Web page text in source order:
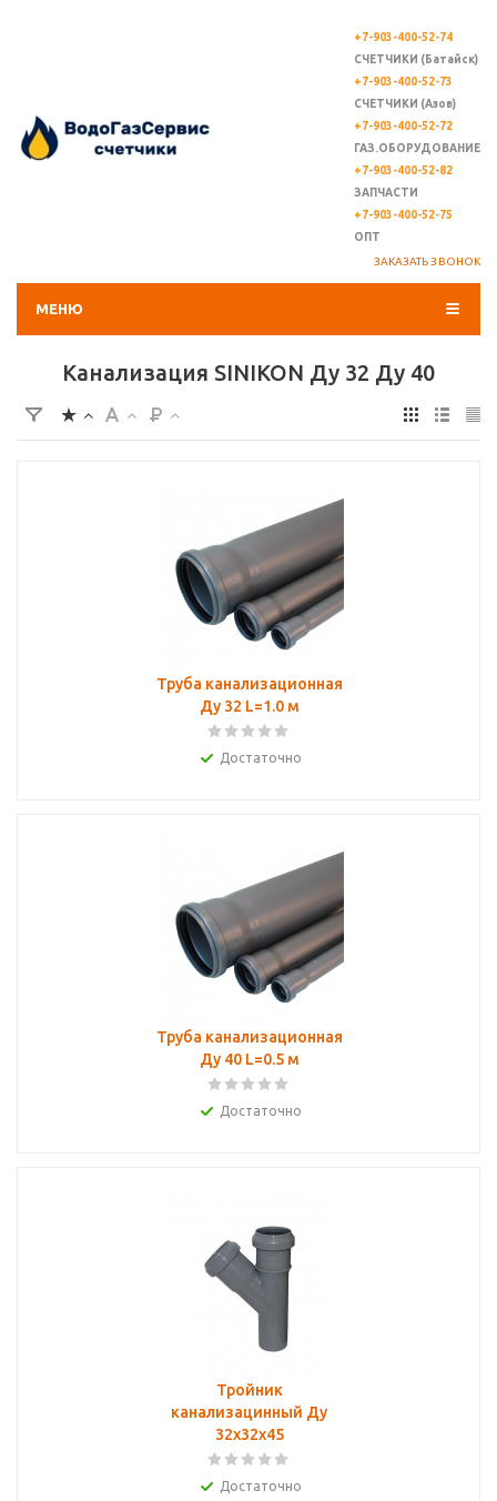
+7-903-400-52-74
СЧЕТЧИКИ (Батайск)
+7-903-400-52-73
СЧЕТЧИКИ (Азов)
+7-903-400-52-72
ГАЗ.ОБОРУДОВАНИЕ
+7-903-400-52-82
ЗАПЧАСТИ
+7-903-400-52-75
ОПТ
ЗАКАЗАТЬ ЗВОНОК
МЕНЮ
Канализация SINIKON Ду 32 Ду 40
Труба канализационная
Ду 32 L=1.0 м
Достаточно
Труба канализационная
Ду 40 L=0.5 м
Достаточно
Тройник
канализацинный Ду
32х32х45
Достаточно